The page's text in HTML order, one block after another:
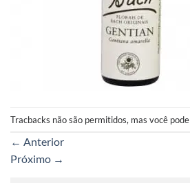
Tracbacks não são permitidos, mas você pode
← Anterior
Próximo →